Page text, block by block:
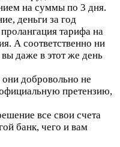
на суммы по 3 дня.
деньги за год
тарифа на
А соответственно ни
вы даже в этот же день
добровольно не
официальную претензию,
все свои счета
банк, чего и вам